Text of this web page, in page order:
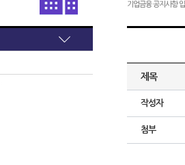
기업금융 공지사항
제목
작성자
첨부